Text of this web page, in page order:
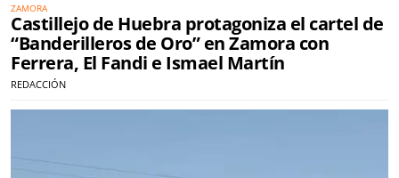
ZAMORA
Castillejo de Huebra protagoniza el cartel de
“Banderilleros de Oro” en Zamora con
Ferrera, El Fandi e Ismael Martín
REDACCIÓN